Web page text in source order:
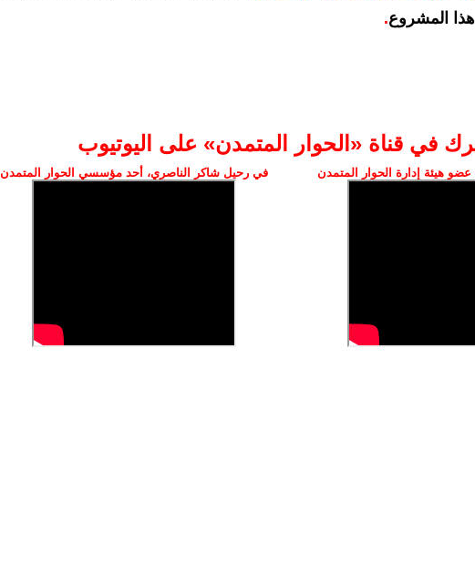
المشروع.
في قناة ‫«الحوار المتمدن» على اليوتيوب
هيئة إدارة الحوار المتمدن في رحيل شاكر الناصري، أحد مؤسسي الحوار المتمدن